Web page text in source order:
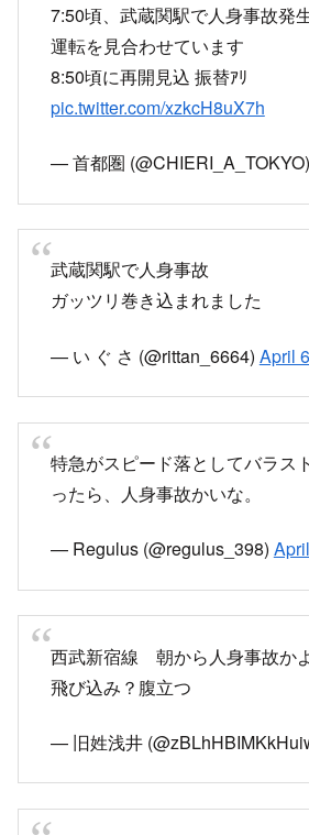
7:50頃、武蔵関駅で人身事故発
運転を見合わせています
8:50頃に再開見込 振替ｱﾘ
pic.twitter.com/xzkcH8uX7h
— 首都圏 (@CHIERI_A_TOKYO)
武蔵関駅で人身事故
ガッツリ巻き込まれました
— い ぐ さ (@rittan_6664) April
特急がスピード落としてバラス
ったら、人身事故かいな。
— Regulus (@regulus_398)
西武新宿線 朝から人身事故かよ
飛び込み？腹立つ
— 旧姓浅井